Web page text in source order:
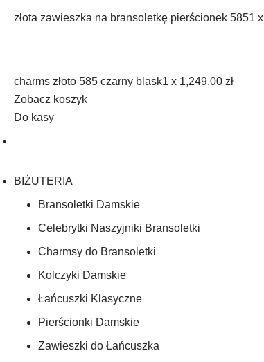
złota zawieszka na bransoletkę pierścionek 5851 x
charms złoto 585 czarny blask1 x 1,249.00 zł
Zobacz koszyk
Do kasy
BIŻUTERIA
Bransoletki Damskie
Celebrytki Naszyjniki Bransoletki
Charmsy do Bransoletki
Kolczyki Damskie
Łańcuszki Klasyczne
Pierścionki Damskie
Zawieszki do Łańcuszka